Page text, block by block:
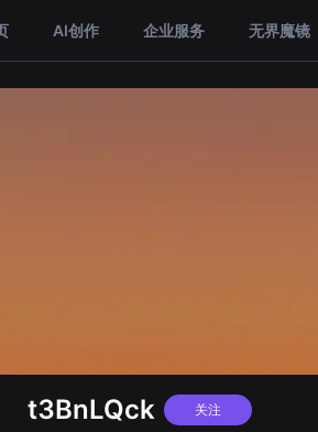
AI创作 企业服务 无界魔镜
t3BnLQck 关注